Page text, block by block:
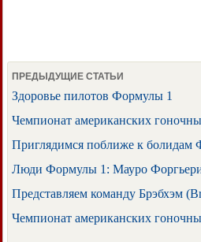
ПРЕДЫДУЩИЕ СТАТЬИ
Здоровье пилотов Формулы 1
Чемпионат американских
Приглядимся поближе к болидам
Люди Формулы 1: Мауро
Представляем команду Брэбхэм
Чемпионат американских